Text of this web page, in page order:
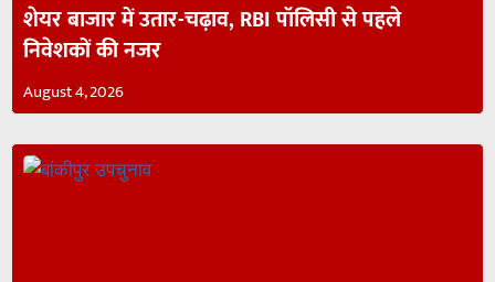
शेयर बाजार में उतार-चढ़ाव, RBI पॉलिसी से पहले
निवेशकों की नजर
August 4, 2026